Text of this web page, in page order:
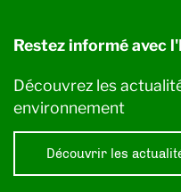
Restez informé avec
Découvrez les
environnement
Découvrir les